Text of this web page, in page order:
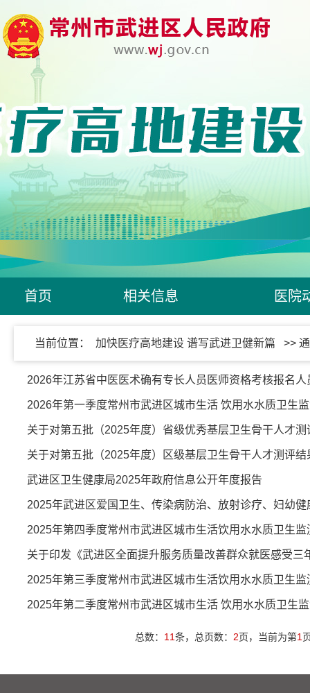
首页 相关信息 医院
当前位置： 加快医疗高地建设 谱写武进卫健新篇 >>
2026年江苏省中医医术确有专长人员医师资格考核报名
2026年第一季度常州市武进区城市生活 饮用水水质卫生
关于对第五批（2025年度）省级优秀基层卫生骨干人才测
关于对第五批（2025年度）区级基层卫生骨干人才测评结
武进区卫生健康局2025年政府信息公开年度报告
2025年武进区爱国卫生、传染病防治、放射诊疗、妇幼
2025年第四季度常州市武进区城市生活饮用水水质卫生
关于印发《武进区全面提升服务质量改善群众就医感受
2025年第三季度常州市武进区城市生活饮用水水质卫生
2025年第二季度常州市武进区城市生活 饮用水水质卫生
总数： 11条，总页数： 2页，当前为第1